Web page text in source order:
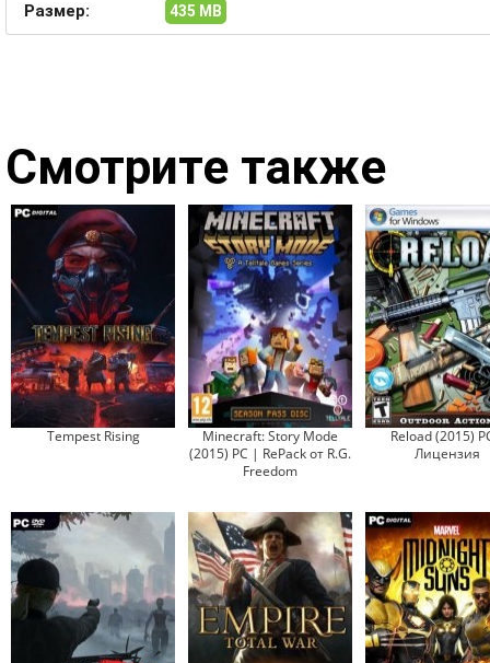
Размер: 435 MB
Смотрите также
Tempest Rising
Minecraft: Story Mode
(2015) PC | RePack от R.G.
Freedom
Reload (2015)
Лицензия